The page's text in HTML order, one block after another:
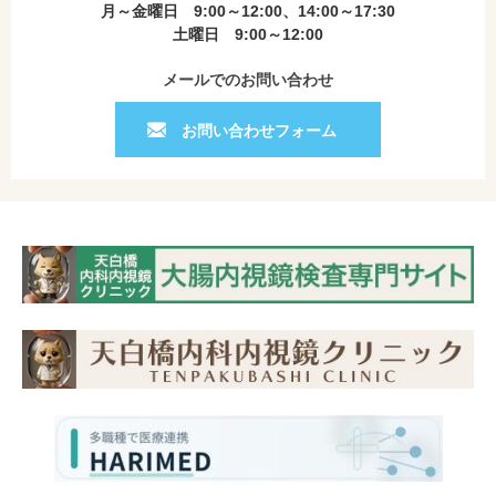
月～金曜日 9:00～12:00、14:00～17:30
土曜日 9:00～12:00
メールでのお問い合わせ
お問い合わせフォーム